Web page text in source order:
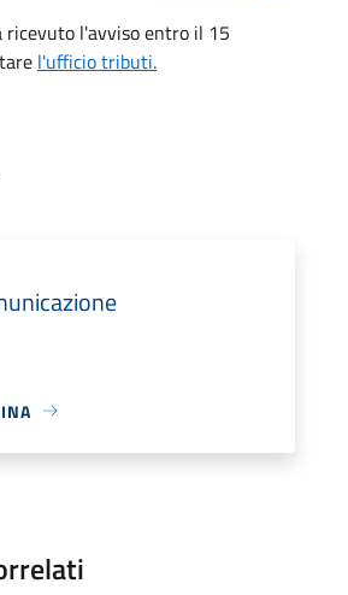
ricevuto l'avviso entro il 15
l'ufficio tributi.